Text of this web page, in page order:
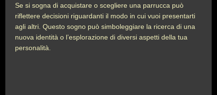
Se si sogna di acquistare o scegliere una parrucca può
riflettere decisioni riguardanti il modo in cui vuoi presentarti
agli altri. Questo sogno può simboleggiare la ricerca di una
nuova identità o l’esplorazione di diversi aspetti della tua
personalità.